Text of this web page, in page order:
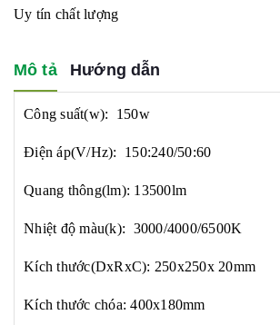
Uy tín chất lượng
Mô tả Hướng dẫn
Công suất(w): 150w
Điện áp(V/Hz): 150:240/50:60
Quang thông(lm): 13500lm
Nhiệt độ màu(k): 3000/4000/6500K
Kích thước(DxRxC): 250x250x 20mm
Kích thước chóa: 400x180mm